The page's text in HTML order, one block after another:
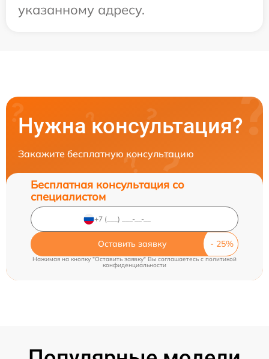
указанному адресу.
Нужна консультация?
Закажите бесплатную консультацию
Бесплатная консультация со
специалистом
Оставить заявку
Нажимая на кнопку "Оставить заявку" Вы соглашаетесь cполитикой
конфиденциальности